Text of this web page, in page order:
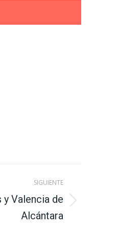
SIGUIENTE
y Valencia de
Alcántara